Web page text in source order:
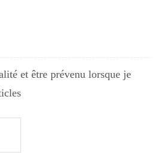
et être prévenu lorsque je